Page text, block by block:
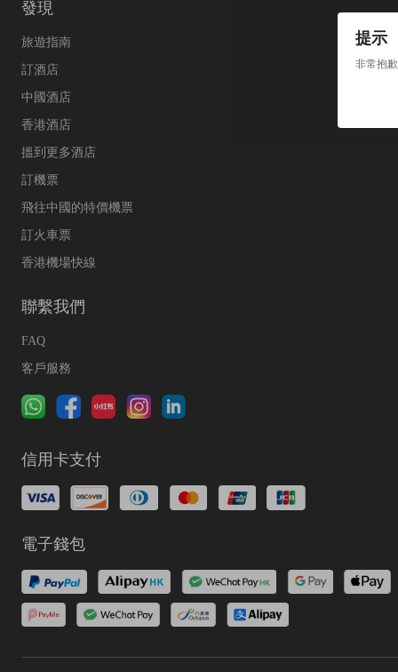
提示
非常抱
發現
旅遊指南
訂酒店
中國酒店
香港酒店
搵到更多酒店
訂機票
飛往中國的特價機票
訂火車票
香港機場快線
聯繫我們
FAQ
客戶服務
信用卡支付
電子錢包